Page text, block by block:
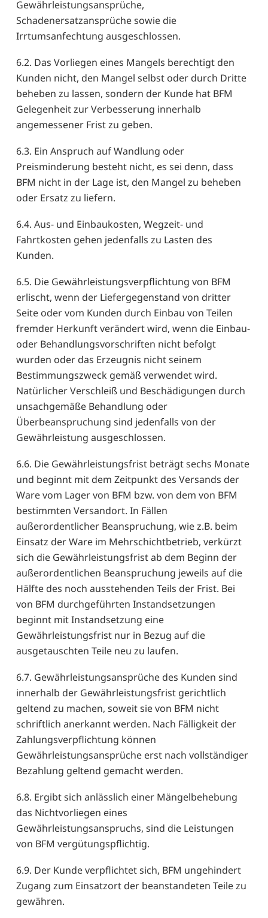
Gewährleistungsansprüche,
Schadenersatzansprüche sowie die
Irrtumsanfechtung ausgeschlossen.
6.2. Das Vorliegen eines Mangels berechtigt den
Kunden nicht, den Mangel selbst oder durch Dritte
beheben zu lassen, sondern der Kunde hat BFM
Gelegenheit zur Verbesserung innerhalb
angemessener Frist zu geben.
6.3. Ein Anspruch auf Wandlung oder
Preisminderung besteht nicht, es sei denn, dass
BFM nicht in der Lage ist, den Mangel zu beheben
oder Ersatz zu liefern.
6.4. Aus- und Einbaukosten, Wegzeit- und
Fahrtkosten gehen jedenfalls zu Lasten des
Kunden.
6.5. Die Gewährleistungsverpflichtung von BFM
erlischt, wenn der Liefergegenstand von dritter
Seite oder vom Kunden durch Einbau von Teilen
fremder Herkunft verändert wird, wenn die Einbau-
oder Behandlungsvorschriften nicht befolgt
wurden oder das Erzeugnis nicht seinem
Bestimmungszweck gemäß verwendet wird.
Natürlicher Verschleiß und Beschädigungen durch
unsachgemäße Behandlung oder
Überbeanspruchung sind jedenfalls von der
Gewährleistung ausgeschlossen.
6.6. Die Gewährleistungsfrist beträgt sechs Monate
und beginnt mit dem Zeitpunkt des Versands der
Ware vom Lager von BFM bzw. von dem von BFM
bestimmten Versandort. In Fällen
außerordentlicher Beanspruchung, wie z.B. beim
Einsatz der Ware im Mehrschichtbetrieb, verkürzt
sich die Gewährleistungsfrist ab dem Beginn der
außerordentlichen Beanspruchung jeweils auf die
Hälfte des noch ausstehenden Teils der Frist. Bei
von BFM durchgeführten Instandsetzungen
beginnt mit Instandsetzung eine
Gewährleistungsfrist nur in Bezug auf die
ausgetauschten Teile neu zu laufen.
6.7. Gewährleistungsansprüche des Kunden sind
innerhalb der Gewährleistungsfrist gerichtlich
geltend zu machen, soweit sie von BFM nicht
schriftlich anerkannt werden. Nach Fälligkeit der
Zahlungsverpflichtung können
Gewährleistungsansprüche erst nach vollständiger
Bezahlung geltend gemacht werden.
6.8. Ergibt sich anlässlich einer Mängelbehebung
das Nichtvorliegen eines
Gewährleistungsanspruchs, sind die Leistungen
von BFM vergütungspflichtig.
6.9. Der Kunde verpflichtet sich, BFM ungehindert
Zugang zum Einsatzort der beanstandeten Teile zu
gewähren.